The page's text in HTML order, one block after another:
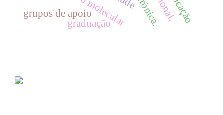
grupos de apoio
graduação